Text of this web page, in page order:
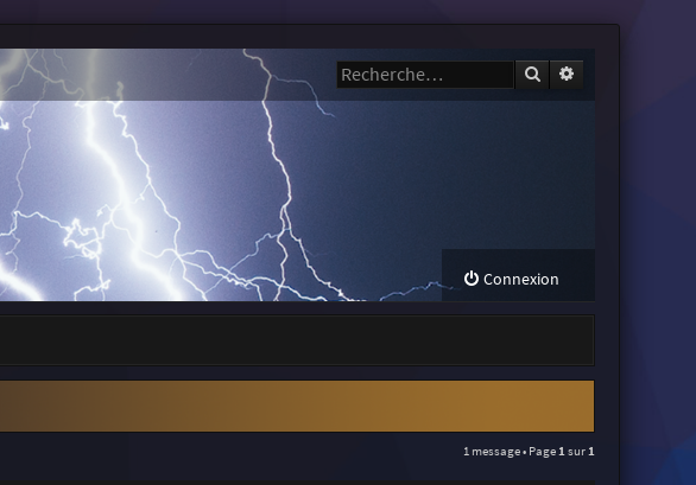
Rechercher
Connexion
1 message • Page 1 sur 1